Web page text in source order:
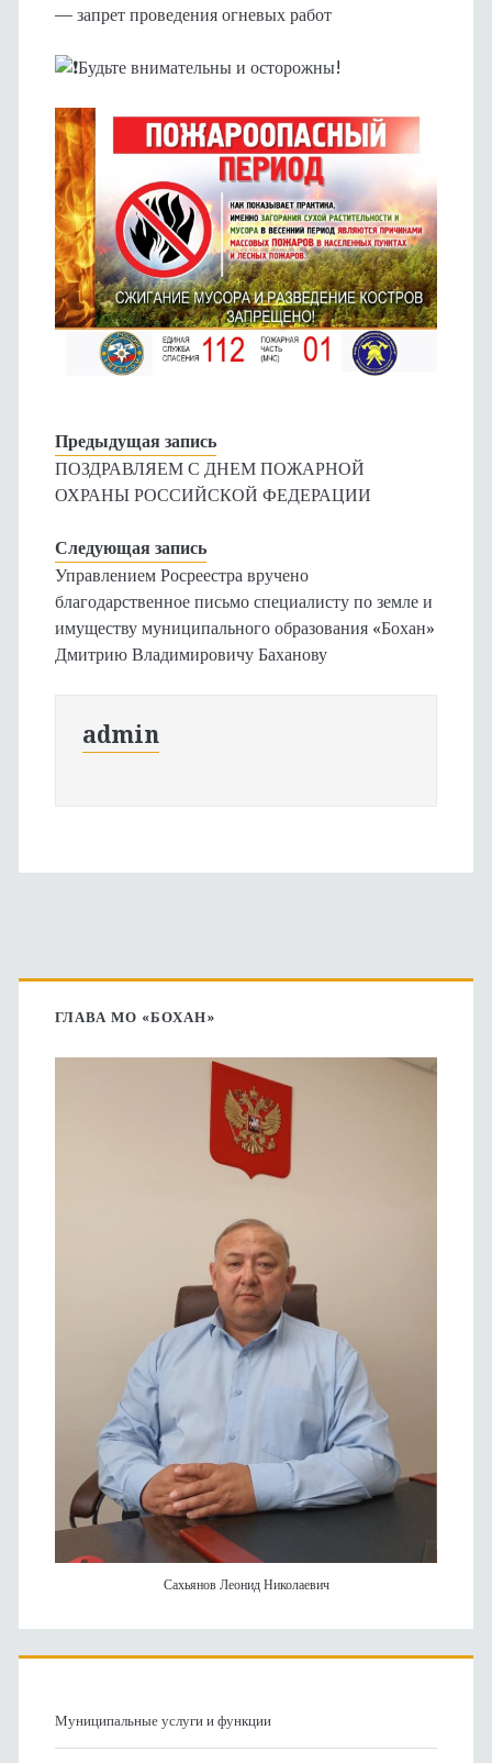
— запрет проведения огневых работ
Будьте внимательны и осторожны!
Предыдущая запись
ПОЗДРАВЛЯЕМ С ДНЕМ ПОЖАРНОЙ
ОХРАНЫ РОССИЙСКОЙ ФЕДЕРАЦИИ
Следующая запись
Управлением Росреестра вручено
благодарственное письмо специалисту по земле и
имуществу муниципального образования «Бохан»
Дмитрию Владимировичу Баханову
admin
Основная
боковая
ГЛАВА МО «БОХАН»
Сахьянов Леонид Николаевич
Муниципальные услуги и функции